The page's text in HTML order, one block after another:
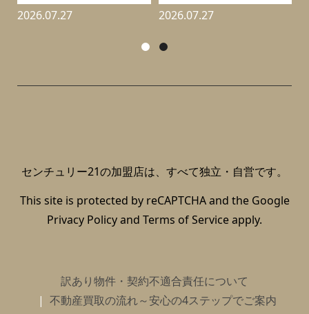
2026.07.27 2026.07.27
センチュリー21の加盟店は、すべて独立・自営です。
This site is protected by reCAPTCHA and the Google
Privacy Policyand Terms of Serviceapply.
訳あり物件・契約不適合責任について
不動産買取の流れ～安心の4ステップでご案内